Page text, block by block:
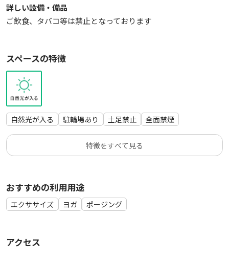
詳しい設備・備品
ご飲食、タバコ等は禁止となっております
スペースの特徴
自然光が入る 駐輪場あり 土足禁止 全面禁煙
特徴をすべて見る
おすすめの利用用途
エクササイズ ヨガ ポージング
アクセス